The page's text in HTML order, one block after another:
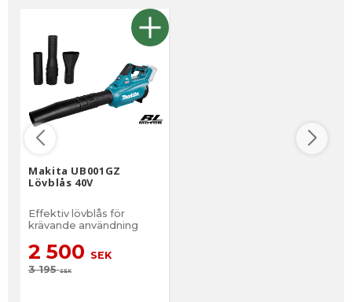
Makita UB001GZ
Lövblås 40V
Effektiv lövblås för
krävande användning
2 500 SEK
3 195SEK